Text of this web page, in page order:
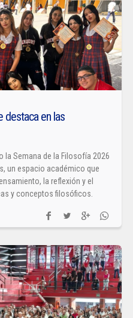
destaca en las
la Semana de la Filosofía 2026
un espacio académico que
la reflexión y el
y conceptos filosóficos.